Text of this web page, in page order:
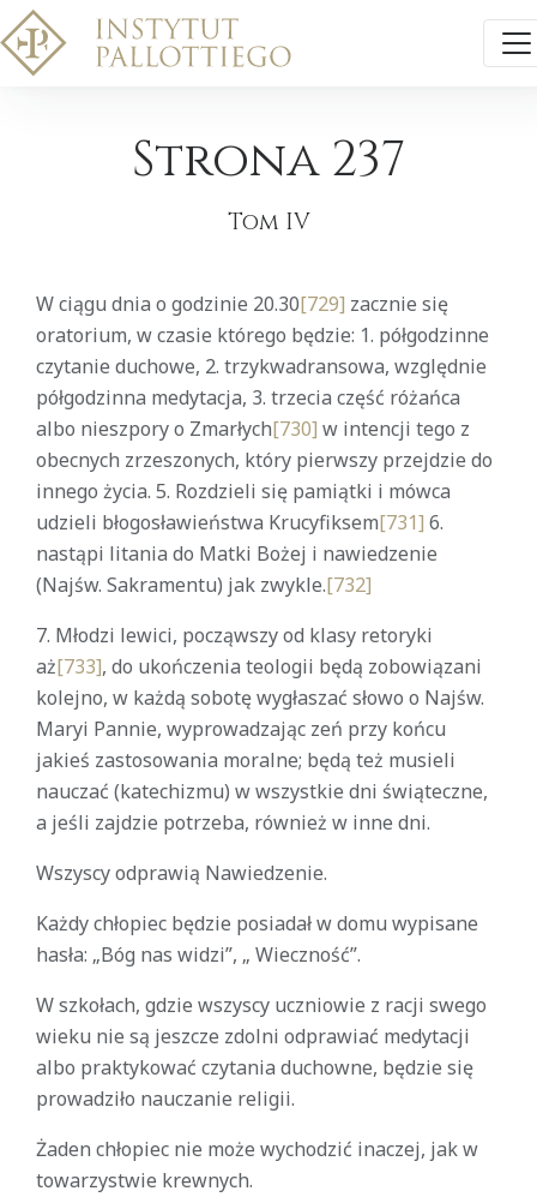
Strona 237
Tom IV
W ciągu dnia o godzinie 20.30[729] zacznie się
oratorium, w czasie którego będzie: 1. półgodzinne
czytanie duchowe, 2. trzykwadransowa, względnie
półgodzinna medytacja, 3. trzecia część różańca
albo nieszpory o Zmarłych[730] w intencji tego z
obecnych zrzeszonych, który pierwszy przejdzie do
innego życia. 5. Rozdzieli się pamiątki i mówca
udzieli błogosławieństwa Krucyfiksem[731] 6.
nastąpi litania do Matki Bożej i nawiedzenie
(Najśw. Sakramentu) jak zwykle.[732]
7. Młodzi lewici, począwszy od klasy retoryki
aż[733], do ukończenia teologii będą zobowiązani
kolejno, w każdą sobotę wygłaszać słowo o Najśw.
Maryi Pannie, wyprowadzając zeń przy końcu
jakieś zastosowania moralne; będą też musieli
nauczać (katechizmu) w wszystkie dni świąteczne,
a jeśli zajdzie potrzeba, również w inne dni.
Wszyscy odprawią Nawiedzenie.
Każdy chłopiec będzie posiadał w domu wypisane
hasła: „Bóg nas widzi”, „ Wieczność”.
W szkołach, gdzie wszyscy uczniowie z racji swego
wieku nie są jeszcze zdolni odprawiać medytacji
albo praktykować czytania duchowne, będzie się
prowadziło nauczanie religii.
Żaden chłopiec nie może wychodzić inaczej, jak w
towarzystwie krewnych.